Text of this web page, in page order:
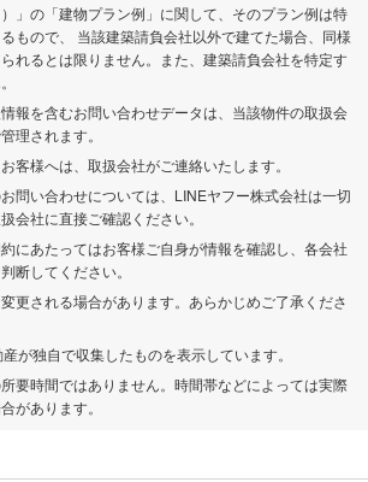
）」の「建物プラン例」に関して、そのプラン例は特
もので、 当該建築請負会社以外で建てた場合、同様
れるとは限りません。また、建築請負会社を特定す
報を含むお問い合わせデータは、当該物件の取扱会
理されます。
客様へは、取扱会社がご連絡いたします。
問い合わせについては、LINEヤフー株式会社は一切
会社に直接ご確認ください。
にあたってはお客様ご自身が情報を確認し、各会社
断してください。
更される場合があります。あらかじめご了承くださ
が独自で収集したものを表示しています。
要時間ではありません。時間帯などによっては実際
があります。